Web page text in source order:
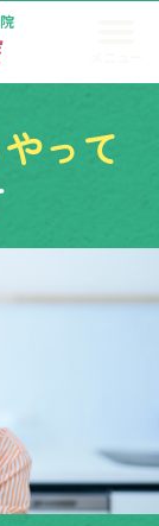
って